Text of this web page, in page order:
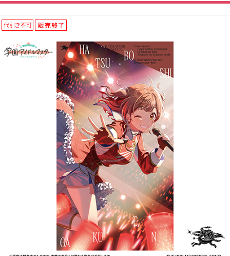
ASOBI TICKET ASOBI STAGE
プレミアム会員とは
アイドルマスター シャイニーカラーズ
学園アイドルマスター
プロジェクトアイマス ヴイアライヴ
テイルズ オブ シリーズ
ACE COMBAT
ナムコクラシック
スサノオマジック